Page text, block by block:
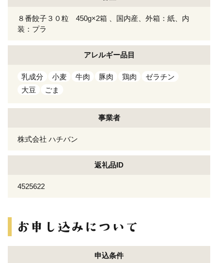
８番餃子３０粒 450g×2箱 、国内産、外箱：紙、内
装：プラ
アレルギー品目
乳成分 小麦 牛肉 豚肉 鶏肉
ゼラチン
大豆
ごま
事業者
株式会社 ハチバン
返礼品ID
4525622
申込条件